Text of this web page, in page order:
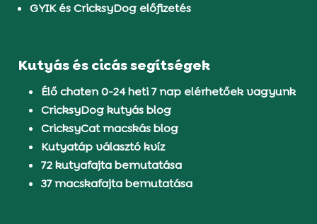
GYIK és CricksyDog előfizetés
Kutyás és cicás segítségek
Élő chaten 0-24 heti 7 nap elérhetőek vagyunk
CricksyDog kutyás blog
CricksyCat macskás blog
Kutyatáp választó kvíz
72 kutyafajta bemutatása
37 macskafajta bemutatása